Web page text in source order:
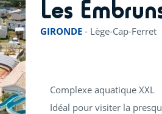
Les
GIRONDE - Lège-Cap-Ferret
Complexe aquatique XXL
Idéal pour visiter la